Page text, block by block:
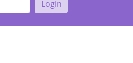
Login